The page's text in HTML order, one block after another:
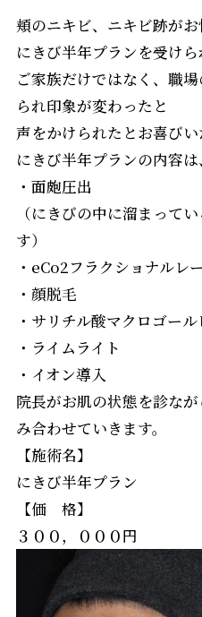
頬のニキビ、ニキビ跡がお
にきび半年プランを受けら
ご家族だけではなく、職
られ印象が変わったと
声をかけられたとお喜びい
にきび半年プランの内容は、
・面皰圧出
（にきびの中に溜まって
す）
・eCo2フラクショナルレ
・顔脱毛
・サリチル酸マクロゴー
・ライムライト
・イオン導入
院長がお肌の状態を診な
み合わせていきます。
【施術名】
にきび半年プラン
【価 格】
３００，０００円